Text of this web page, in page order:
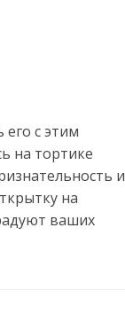
с этим
на тортике
и
на
ваших